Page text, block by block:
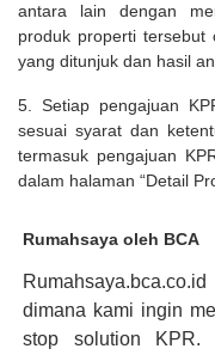
antara lain dengan
produk properti tersebut
yang ditunjuk dan hasil
5. Setiap pengajuan
sesuai syarat dan
termasuk pengajuan
dalam halaman “Detail
Rumahsaya oleh BCA
dimana kami ingin
stop solution KPR.